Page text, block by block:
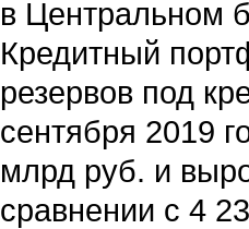
в Центральном
Кредитный
резервов под
сентября 2019
млрд руб. и
сравнении с 4